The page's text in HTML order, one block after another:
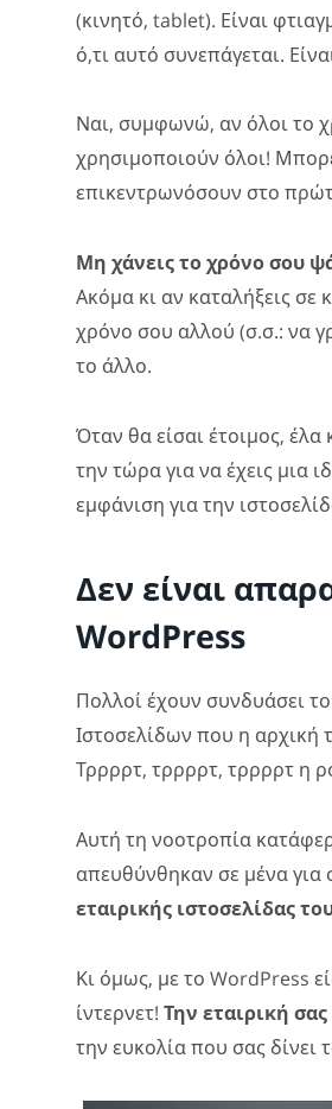
(κινητό, tablet). Είναι
ό,τι αυτό συνεπάγεται.
Ναι, συμφωνώ, αν όλοι το
χρησιμοποιούν όλοι!
επικεντρωνόσουν στο
Μη χάνεις το χρόνο σου
Ακόμα κι αν καταλήξεις σε
χρόνο σου αλλού (σ.σ.: να
το άλλο.
Όταν θα είσαι έτοιμος,
την τώρα για να έχεις μια
εμφάνιση για την
Δεν είναι
WordPress
Πολλοί έχουν συνδυάσει
Ιστοσελίδων που η αρχική
Τρρρρτ, τρρρρτ, τρρρρτ η
Αυτή τη νοοτροπία
απευθύνθηκαν σε μένα για
εταιρικής ιστοσελίδας
Κι όμως, με το WordPress
ίντερνετ! Την εταιρική
την ευκολία που σας δίνει